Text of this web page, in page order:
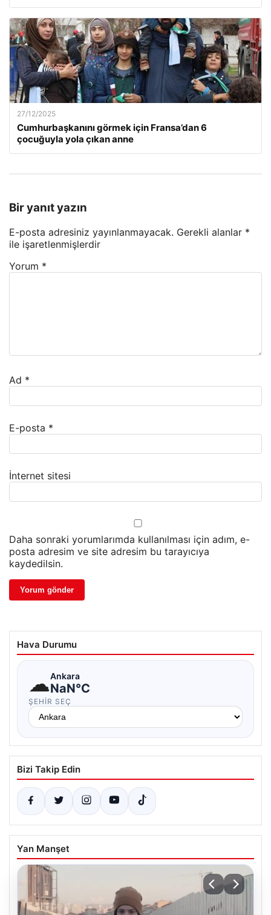
27/12/2025
Cumhurbaşkanını görmek için Fransa’dan 6
çocuğuyla yola çıkan anne
Bir yanıt yazın
E-posta adresiniz yayınlanmayacak. Gerekli alanlar *
ile işaretlenmişlerdir
Yorum *
Ad *
E-posta *
İnternet sitesi
Daha sonraki yorumlarımda kullanılması için adım, e-
posta adresim ve site adresim bu tarayıcıya
kaydedilsin.
Hava Durumu
☁Ankara
NaN°C
ŞEHIR SEÇ
Bizi Takip Edin
Yan Manşet